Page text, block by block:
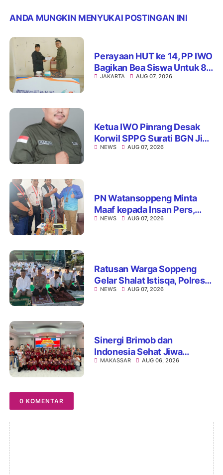
ANDA MUNGKIN MENYUKAI POSTINGAN INI
Perayaan HUT ke 14, PP IWO
Bagikan Bea Siswa Untuk 8
Siswa SD Muhammadiyah
JAKARTA AUG 07, 2026
Ketua IWO Pinrang Desak
Korwil SPPG Surati BGN Jika
Ditemukan Dapur MBG Tak
NEWS AUG 07, 2026
PN Watansoppeng Minta
Maaf kepada Insan Pers,
Tegaskan Komitmen
NEWS AUG 07, 2026
Ratusan Warga Soppeng
Gelar Shalat Istisqa, Polres
Hadir Mengawal Ikhtiar
NEWS AUG 07, 2026
Sinergi Brimob dan
Indonesia Sehat Jiwa
Hadirkan Pojok Curhat,
MAKASSAR AUG 06, 2026
0 KOMENTAR